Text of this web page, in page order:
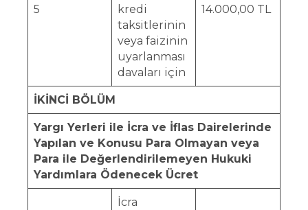
5
kredi
taksitlerinin
veya faizinin
uyarlanması
davaları için
14.000,00 TL
İKİNCİ BÖLÜM
Yargı Yerleri ile İcra ve İflas Dairelerinde
Yapılan ve Konusu Para Olmayan veya
Para ile Değerlendirilemeyen Hukuki
Yardımlara Ödenecek Ücret
İcra